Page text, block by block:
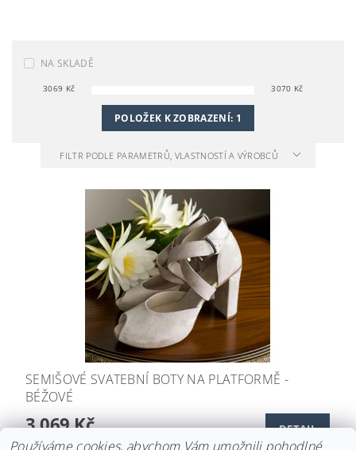
NA SKLADĚ
3069 Kč 3070 Kč
POLOŽEK K ZOBRAZENÍ: 1
FILTR PODLE PARAMETRŮ, VLASTNOSTÍ A VÝROBCŮ
SEMIŠOVÉ SVATEBNÍ BOTY NA PLATFORMĚ -
BÉŽOVÉ
3 069 Kč DETAIL
Používáme cookies, abychom Vám umožnili pohodlné